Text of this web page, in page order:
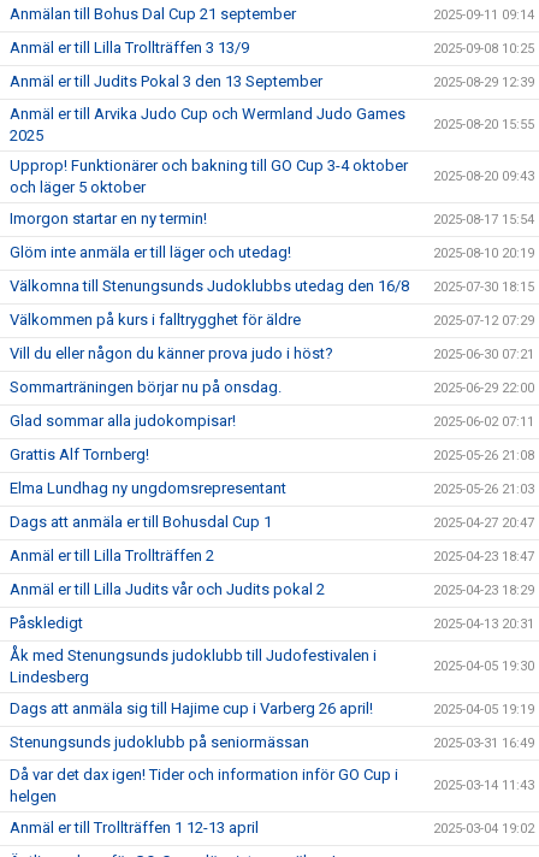
Anmälan till Bohus Dal Cup 21 september 2025-09-11 09:14
Anmäl er till Lilla Trollträffen 3 13/9 2025-09-08 10:25
Anmäl er till Judits Pokal 3 den 13 September 2025-08-29 12:39
Anmäl er till Arvika Judo Cup och Wermland Judo Games
2025
2025-08-20 15:55
Upprop! Funktionärer och bakning till GO Cup 3-4 oktober
och läger 5 oktober
2025-08-20 09:43
Imorgon startar en ny termin! 2025-08-17 15:54
Glöm inte anmäla er till läger och utedag! 2025-08-10 20:19
Välkomna till Stenungsunds Judoklubbs utedag den 16/8 2025-07-30 18:15
Välkommen på kurs i falltrygghet för äldre 2025-07-12 07:29
Vill du eller någon du känner prova judo i höst? 2025-06-30 07:21
Sommarträningen börjar nu på onsdag. 2025-06-29 22:00
Glad sommar alla judokompisar! 2025-06-02 07:11
Grattis Alf Tornberg! 2025-05-26 21:08
Elma Lundhag ny ungdomsrepresentant 2025-05-26 21:03
Dags att anmäla er till Bohusdal Cup 1 2025-04-27 20:47
Anmäl er till Lilla Trollträffen 2 2025-04-23 18:47
Anmäl er till Lilla Judits vår och Judits pokal 2 2025-04-23 18:29
Påskledigt 2025-04-13 20:31
Åk med Stenungsunds judoklubb till Judofestivalen i
Lindesberg
2025-04-05 19:30
Dags att anmäla sig till Hajime cup i Varberg 26 april! 2025-04-05 19:19
Stenungsunds judoklubb på seniormässan 2025-03-31 16:49
Då var det dax igen! Tider och information inför GO Cup i
helgen
2025-03-14 11:43
Anmäl er till Trollträffen 1 12-13 april 2025-03-04 19:02